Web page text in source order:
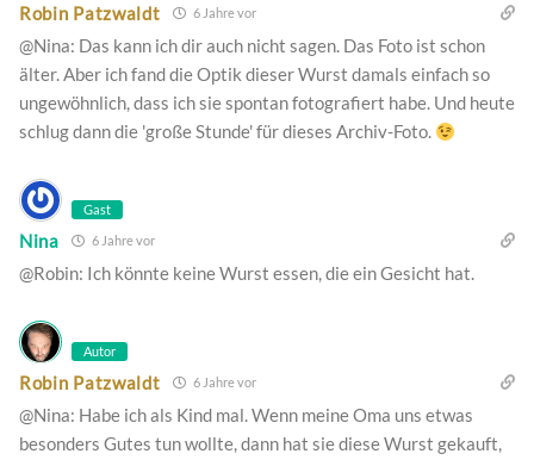
Robin Patzwaldt 6 Jahre vor
@Nina: Das kann ich dir auch nicht sagen. Das Foto ist schon
älter. Aber ich fand die Optik dieser Wurst damals einfach so
ungewöhnlich, dass ich sie spontan fotografiert habe. Und heute
schlug dann die 'große Stunde' für dieses Archiv-Foto.
Gast
Nina 6 Jahre vor
@Robin: Ich könnte keine Wurst essen, die ein Gesicht hat.
Autor
Robin Patzwaldt 6 Jahre vor
@Nina: Habe ich als Kind mal. Wenn meine Oma uns etwas
besonders Gutes tun wollte, dann hat sie diese Wurst gekauft,